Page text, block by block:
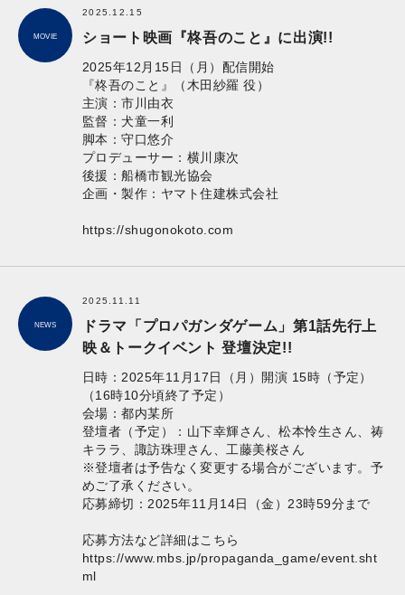
MOVIE
2025.12.15
ショート映画『柊吾のこと』に出演!!
2025年12月15日（月）配信開始
『柊吾のこと』（木田紗羅 役）
主演：市川由衣
監督：犬童一利
脚本：守口悠介
プロデューサー：横川康次
後援：船橋市観光協会
企画・製作：ヤマト住建株式会社
https://shugonokoto.com
NEWS
2025.11.11
ドラマ「プロパガンダゲーム」第1話先行上
映＆トークイベント 登壇決定!!
日時：2025年11月17日（月）開演 15時（予定）
（16時10分頃終了予定）
会場：都内某所
登壇者（予定）：山下幸輝さん、松本怜生さん、祷
キララ、諏訪珠理さん、工藤美桜さん
※登壇者は予告なく変更する場合がございます。予
めご了承ください。
応募締切：2025年11月14日（金）23時59分まで
応募方法など詳細はこちら
https://www.mbs.jp/propaganda_game/event.sht
ml